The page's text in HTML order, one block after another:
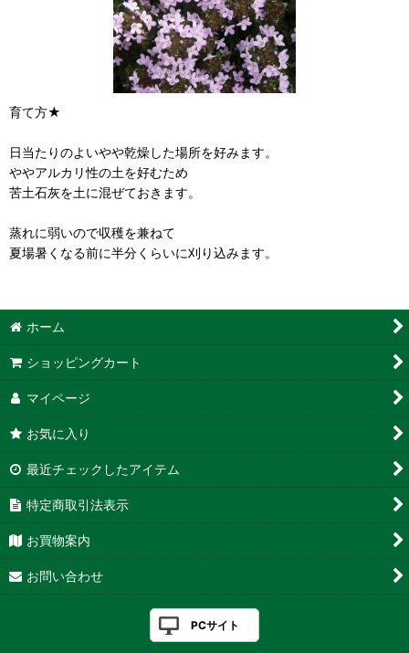
育て方★
日当たりのよいやや乾燥した場所を好みます。
ややアルカリ性の土を好むため
苦土石灰を土に混ぜておきます。
蒸れに弱いので収穫を兼ねて
夏場暑くなる前に半分くらいに刈り込みます。
ホーム
ショッピングカート
マイページ
お気に入り
最近チェックしたアイテム
特定商取引法表示
お買物案内
お問い合わせ
PCサイト